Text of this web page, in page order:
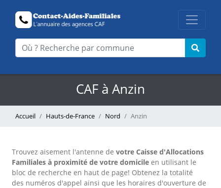
CAF à Anzin
Accueil Hauts-de-France Nord Anzin
Trouvez aisement l'antenne de votre Caisse d'Allocations
Familiales à proximité de votre domicile en utilisant le
bloc de recherche en haut de page! Obtenez la totalité
des numéros d'appel ainsi que les horaires d'ouverture de